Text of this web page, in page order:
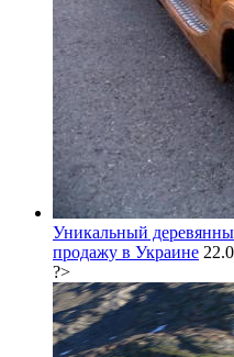
Уникальный
продажу в Украине
?>